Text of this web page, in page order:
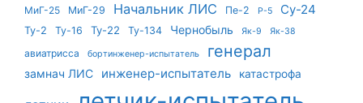
МиГ-25
МиГ-29 Начальник ЛИС Пе-2 Р-5 Су-24
Ту-2 Ту-16 Ту-22 Ту-134 Чернобыль Як-9 Як-38
авиатрисса бортинженер-испытатель генерал
замнач ЛИС инженер-испытатель катастрофа